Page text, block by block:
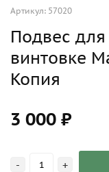
Артикул: 57020
Подвес
винтовке
Копия
3 000 ₽
- +